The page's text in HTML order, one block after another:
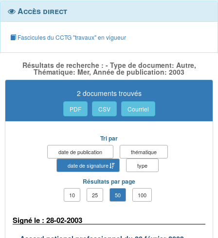
Accès direct
Fascicules du CCTG "travaux" en vigueur
Résultats de recherche : - Type de document: Autre,
Thématique: Mer, Année de publication: 2003
2 documents trouvés
PDF CSV Courriel
Tri par
date de publication
thématique
date de signature
type
Résultats par page
10 25 50 100
Signé le : 28-02-2003